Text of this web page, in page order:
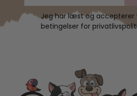
Jeg har læst og accepterer
betingelser for